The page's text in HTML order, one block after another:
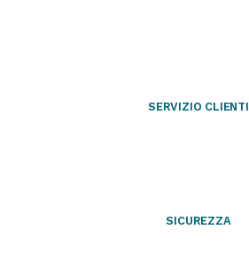
SERVIZIO CLIENTI
SICUREZZA